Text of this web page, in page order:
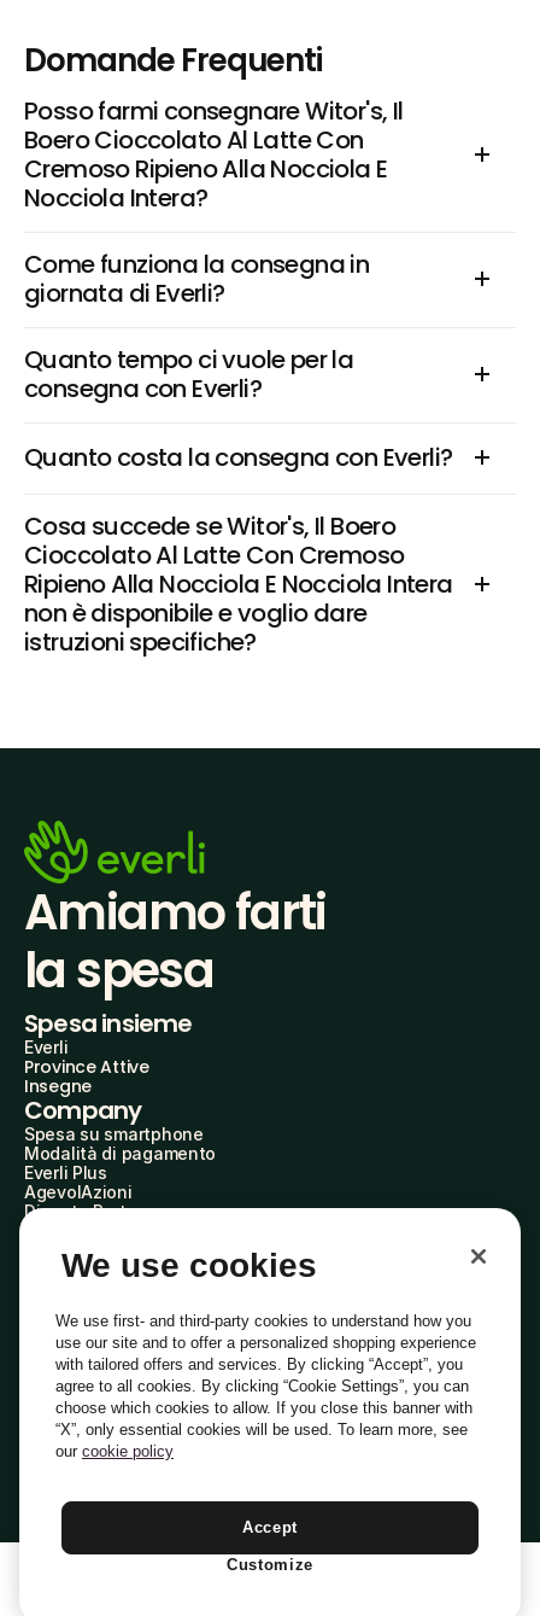
Domande Frequenti
Posso farmi consegnare Witor's, Il
Boero Cioccolato Al Latte Con
Cremoso Ripieno Alla Nocciola E
Nocciola Intera?
Come funziona la consegna in
giornata di Everli?
Quanto tempo ci vuole per la
consegna con Everli?
Quanto costa la consegna con Everli?
Cosa succede se Witor's, Il Boero
Cioccolato Al Latte Con Cremoso
Ripieno Alla Nocciola E Nocciola Intera
non è disponibile e voglio dare
istruzioni specifiche?
Amiamo farti
la spesa
Spesa insieme
Everli
Province Attive
Insegne
Company
Spesa su smartphone
Modalità di pagamento
Everli Plus
AgevolAzioni
Diventa Partner
Everli Shoppers
About Us
Everli News
Domande frequenti
Lavora con noi
Diventa Shopper
Investitori
PrivacyCookiePreferenze Cookie
Termini e CondizioniCodice Etico
Indirizzo PEC: everli@pec.it - indirizzo DPO: dpo@everli.com
Italiano
We use cookies
We use first- and third-party cookies to understand how you
use our site and to offer a personalized shopping experience
with tailored offers and services. By clicking “Accept”, you
agree to all cookies. By clicking “Cookie Settings”, you can
choose which cookies to allow. If you close this banner with
“X”, only essential cookies will be used. To learn more, see
our cookie policy
Accept
Customize